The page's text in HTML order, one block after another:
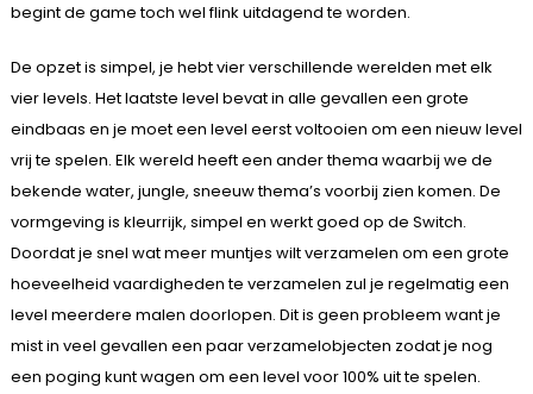
begint de game toch wel flink uitdagend te worden.
De opzet is simpel, je hebt vier verschillende werelden met elk
vier levels. Het laatste level bevat in alle gevallen een grote
eindbaas en je moet een level eerst voltooien om een nieuw level
vrij te spelen. Elk wereld heeft een ander thema waarbij we de
bekende water, jungle, sneeuw thema’s voorbij zien komen. De
vormgeving is kleurrijk, simpel en werkt goed op de Switch.
Doordat je snel wat meer muntjes wilt verzamelen om een grote
hoeveelheid vaardigheden te verzamelen zul je regelmatig een
level meerdere malen doorlopen. Dit is geen probleem want je
mist in veel gevallen een paar verzamelobjecten zodat je nog
een poging kunt wagen om een level voor 100% uit te spelen.